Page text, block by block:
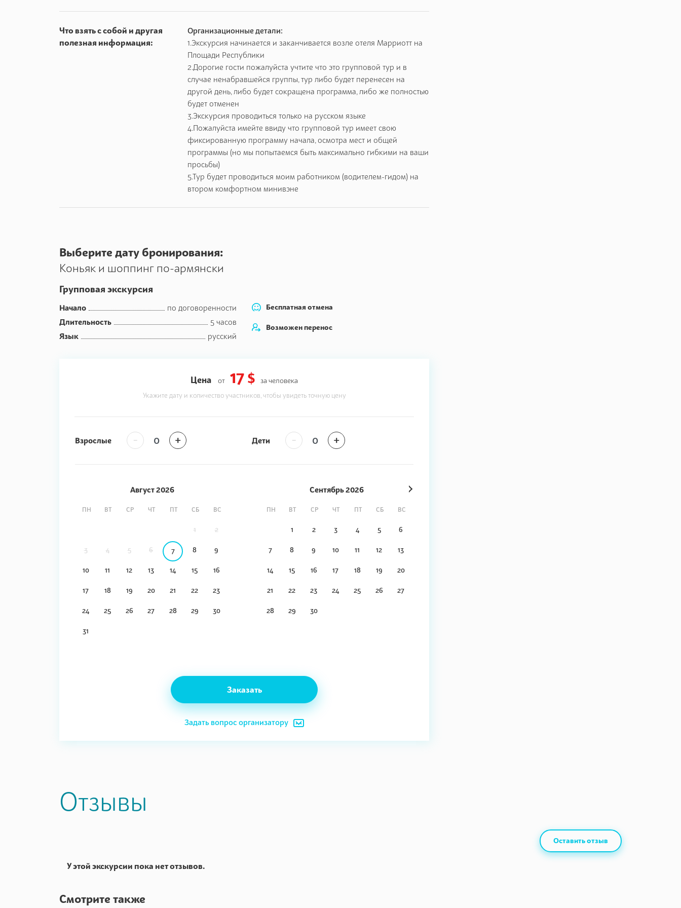
Что взять с собой и другая
полезная информация:
Организационные детали:
1.Экскурсия начинается и заканчивается возле отеля Марриотт на
Площади Республики
2.Дорогие гости пожалуйста учтите что это групповой тур и в
случае ненабравшейся группы, тур либо будет перенесен на
другой день, либо будет сокращена программа, либо же полностью
будет отменен
3.Экскурсия проводиться только на русском языке
4.Пожалуйста имейте ввиду что групповой тур имеет свою
фиксированную программу начала, осмотра мест и общей
программы (но мы попытаемся быть максимально гибкими на ваши
просьбы)
5.Тур будет проводиться моим работником (водителем-гидом) на
втором комфортном минивэне
Выберите дату бронирования:
Коньяк и шоппинг по-армянски
Групповая экскурсия
Бесплатная отмена
Возможен перенос
Начало
по договоренности
Длительность
5 часов
Язык
русский
Цена от 17 $ за человека
Укажите дату и количество участников, чтобы увидеть точную цену
Взрослые - + Дети - +
Август2026
ПН ВТ СР ЧТ ПТ СБ ВС
1 2
3 4 5 6 7 8 9
10 11 12 13 14 15 16
17 18 19 20 21 22 23
24 25 26 27 28 29 30
31
Сентябрь2026
ПН ВТ СР ЧТ ПТ СБ ВС
1 2 3 4 5 6
7 8 9 10 11 12 13
14 15 16 17 18 19 20
21 22 23 24 25 26 27
28 29 30
Заказать
Задать вопрос организатору
Отзывы
Оставить отзыв
У этой экскурсии пока нет отзывов.
Смотрите также